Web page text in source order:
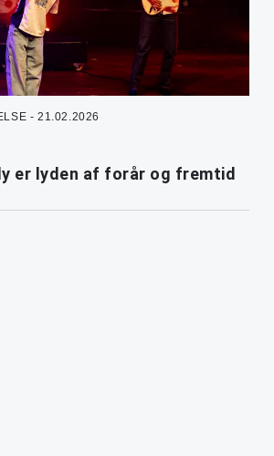
- 21.02.2026
er lyden af forår og fremtid